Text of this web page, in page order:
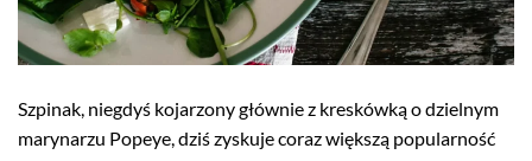
Szpinak, niegdyś kojarzony głównie z kreskówką o dzielnym
marynarzu Popeye, dziś zyskuje coraz większą popularność